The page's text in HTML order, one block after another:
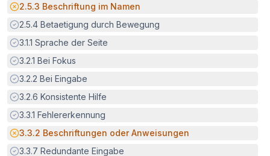
Potenzielle Barriere:
2.5.3 Beschriftung im Namen
Erfüllt:
2.5.4 Betaetigung durch Bewegung
Erfüllt:
3.1.1 Sprache der Seite
Erfüllt:
3.2.1 Bei Fokus
Erfüllt:
3.2.2 Bei Eingabe
Erfüllt:
3.2.6 Konsistente Hilfe
Erfüllt:
3.3.1 Fehlererkennung
Potenzielle Barriere:
3.3.2 Beschriftungen oder Anweisungen
Erfüllt:
3.3.7 Redundante Eingabe